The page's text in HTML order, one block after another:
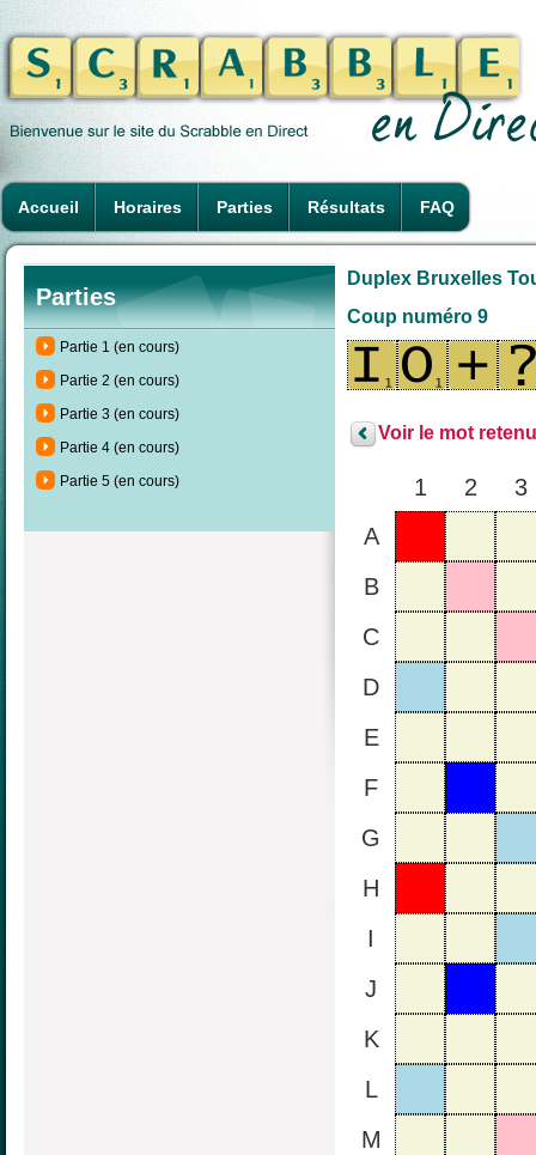
Accueil Horaires Parties Résultats FAQ
Parties
Partie 1 (en cours)
Partie 2 (en cours)
Partie 3 (en cours)
Partie 4 (en cours)
Partie 5 (en cours)
Duplex Bruxelles
Coup numéro 9
Voir le mot
1 2
3
A
B
C
D
E
F
G
H
I
J
K
L
M